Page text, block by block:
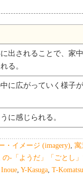
出されることで、家
る。
に広がっていく様子
に感じられる。
・イメージ (imagery) 寓
の-「ようだ」「ごとし
Inoue Y-Kasuga T-